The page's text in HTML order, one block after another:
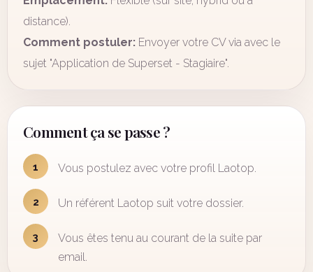
distance).
Comment postuler: Envoyer votre CV via avec le
sujet "Application de Superset - Stagiaire".
Comment ça se passe ?
1 Vous postulez avec votre profil Laotop.
2 Un référent Laotop suit votre dossier.
3
Vous êtes tenu au courant de la suite par
email.